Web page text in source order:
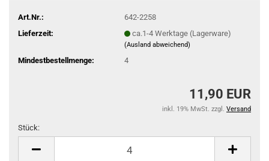
Art.Nr.:
642-2258
Lieferzeit:
ca.1-4 Werktage (Lagerware)
(Ausland abweichend)
Mindestbestellmenge: 4
11,90 EUR
inkl. 19% MwSt. zzgl. Versand
Stück: